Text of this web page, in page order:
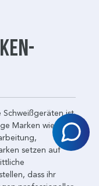
Schweißgeräten ist
Marken wie
setzen auf
dass ihr